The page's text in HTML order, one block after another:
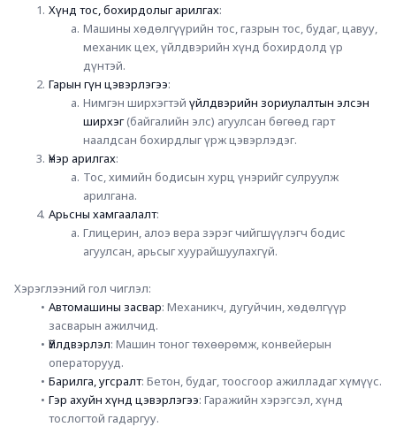
Хүнд тос, бохирдолыг арилгах:
Машины хөдөлгүүрийн тос, газрын тос, будаг, цавуу,
механик цех, үйлдвэрийн хүнд бохирдолд үр
дүнтэй.
Гарын гүн цэвэрлэгээ:
Нимгэн ширхэгтэй үйлдвэрийн зориулалтын элсэн
ширхэг (байгалийн элс) агуулсан бөгөөд гарт
наалдсан бохирдлыг үрж цэвэрлэдэг.
Үнэр арилгах:
Тос, химийн бодисын хурц үнэрийг сулруулж
арилгана.
Арьсны хамгаалалт:
Глицерин, алоэ вера зэрэг чийгшүүлэгч бодис
агуулсан, арьсыг хуурайшуулахгүй.
Хэрэглээний гол чиглэл:
Автомашины засвар: Механикч, дугуйчин, хөдөлгүүр
засварын ажилчид.
Үйлдвэрлэл: Машин тоног төхөөрөмж, конвейерын
операторууд.
Барилга, угсралт: Бетон, будаг, тоосгоор ажилладаг хүмүүс.
Гэр ахуйн хүнд цэвэрлэгээ: Гаражийн хэрэгсэл, хүнд
тослогтой гадаргуу.